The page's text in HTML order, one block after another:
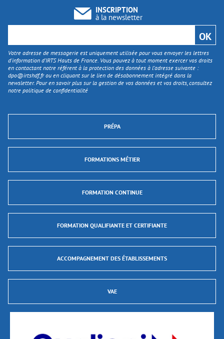
INSCRIPTION
à la newsletter
Votre adresse de messagerie est uniquement utilisée pour vous envoyer les lettres
d'information d’IRTS Hauts de France. Vous pouvez à tout moment exercer vos droits
en contactant notre référent à la protection des données à l’adresse suivante :
dpo@irtshdf.frou en cliquant sur le lien de désabonnement intégré dans la
newsletter. Pour en savoir plus sur la gestion de vos données et vos droits, consultez
notre politique de confidentialité
PRÉPA
FORMATIONS MÉTIER
FORMATION CONTINUE
FORMATION QUALIFIANTE ET CERTIFIANTE
ACCOMPAGNEMENT DES ÉTABLISSEMENTS
VAE